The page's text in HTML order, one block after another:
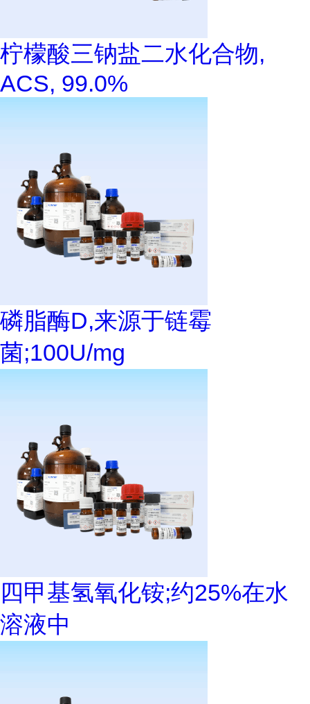
柠檬酸三钠盐二水化合物,
ACS, 99.0%
磷脂酶D,来源于链霉
菌;100U/mg
四甲基氢氧化铵;约25%在水
溶液中